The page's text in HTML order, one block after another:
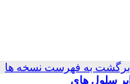
برگشت به فهرست نسخه ها
سلول های